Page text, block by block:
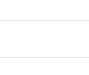
im Appartement